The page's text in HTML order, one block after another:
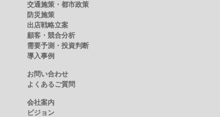
交通施策・都市政策
防災施策
出店戦略立案
顧客・競合分析
需要予測・投資判断
導入事例
お問い合わせ
よくあるご質問
会社案内
ビジョン